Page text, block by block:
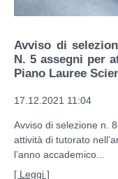
Avviso di
N. 5 assegni per
Piano Lauree
17.12.2021 11:04
Avviso di selezione n.
attività di tutorato
l’anno accademico...
[ Leggi ]